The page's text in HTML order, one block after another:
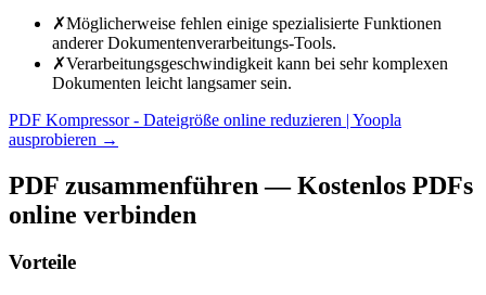
✗Möglicherweise fehlen einige spezialisierte Funktionen
anderer Dokumentenverarbeitungs-Tools.
✗Verarbeitungsgeschwindigkeit kann bei sehr komplexen
Dokumenten leicht langsamer sein.
PDF Kompressor - Dateigröße online reduzieren | Yoopla
ausprobieren →
PDF zusammenführen — Kostenlos PDFs
online verbinden
Vorteile